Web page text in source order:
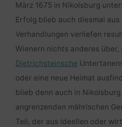
März 1675 in Nikolsburg
Erfolg blieb auch diesmal aus
Verhandlungen verliefen
Wienern nichts anderes
Dietrichsteinsche
oder eine neue Heimat
blieb denn auch in
angrenzenden mährischen
Teil, der aus ideellen oder